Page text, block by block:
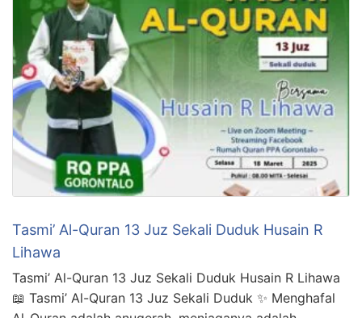
Tasmi’ Al-Quran 13 Juz Sekali Duduk Husain R
Lihawa
Tasmi’ Al-Quran 13 Juz Sekali Duduk Husain R Lihawa
📖 Tasmi’ Al-Quran 13 Juz Sekali Duduk ✨ Menghafal